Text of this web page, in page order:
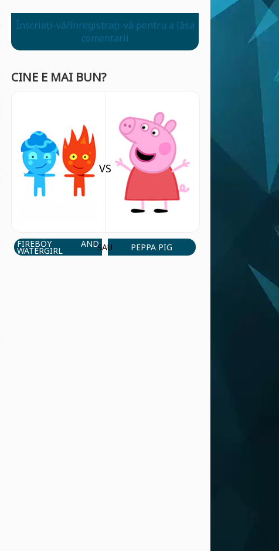
Înscrieți-vă/înregistrați-vă pentru a lăsa
comentarii
CINE E MAI BUN?
FIREBOY AND
WATERGIRL
VS
SAU PEPPA PIG